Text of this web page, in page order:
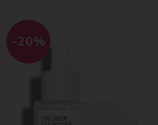
-20%